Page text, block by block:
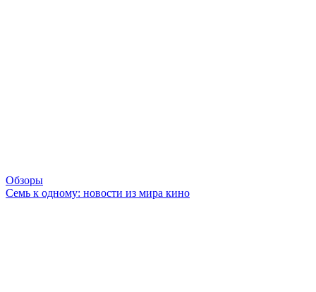
Обзоры
Семь к одному: новости из мира кино